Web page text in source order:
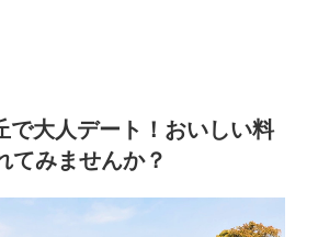
で大人デート！おいしい料
てみませんか？